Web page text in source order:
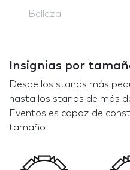
Belleza
Insignias por
Desde los stands más
hasta los stands de más
Eventos es capaz de
tamaño